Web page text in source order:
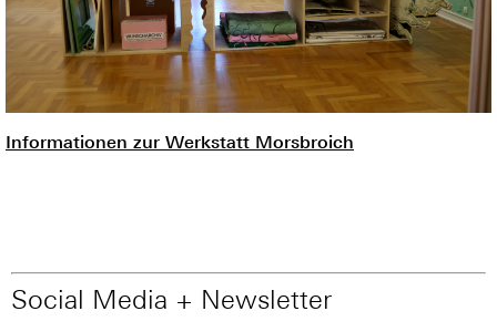
Informationen zur Werkstatt Morsbroich
Social Media + Newsletter